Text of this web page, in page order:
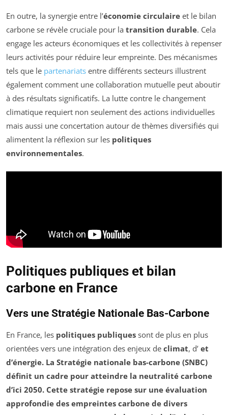
En outre, la synergie entre l’économie circulaire et le bilan
carbone se révèle cruciale pour la transition durable. Cela
engage les acteurs économiques et les collectivités à repenser
leurs activités pour réduire leur empreinte. Des mécanismes
tels que le partenariats entre différents secteurs illustrent
également comment une collaboration mutuelle peut aboutir
à des résultats significatifs. La lutte contre le changement
climatique requiert non seulement des actions individuelles
mais aussi une concertation autour de thèmes diversifiés qui
alimentent la réflexion sur les politiques
environnementales.
Politiques publiques et bilan
carbone en France
Vers une Stratégie Nationale Bas-Carbone
En France, les politiques publiques sont de plus en plus
orientées vers une intégration des enjeux de climat, d’ et
d’énergie. La Stratégie nationale bas-carbone (SNBC)
définit un cadre pour atteindre la neutralité carbone
d’ici 2050. Cette stratégie repose sur une évaluation
approfondie des empreintes carbone de divers